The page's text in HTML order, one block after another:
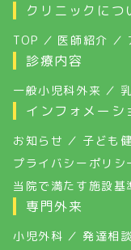
クリニックにつ
TOP 医師紹介
診療内容
一般小児科外来
インフォメーシ
お知らせ 子ども
プライバシーポリシ
当院で満たす施設基
専門外来
小児外科 発達相談